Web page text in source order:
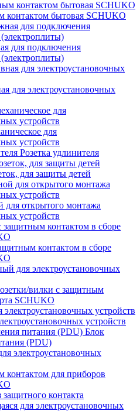
контактом бытовая SCHUKO
для подключения
для электроустановочных
для
устройств
Розетка удлинителя
для защиты детей
для открытого монтажа
устройств
контактом в сборе
для электроустановочных
вилки с защитным
SCHUKO
устройств
Блок
(PDU)
электроустановочных
контактом для приборов
защитного контакта